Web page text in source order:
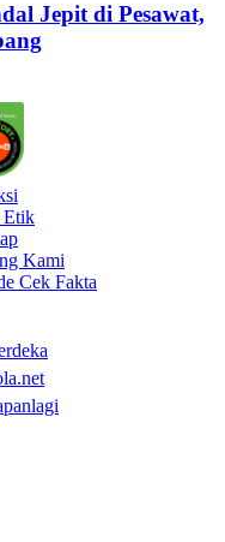
Jepit di Pesawat,
Etik
Kami
Cek Fakta